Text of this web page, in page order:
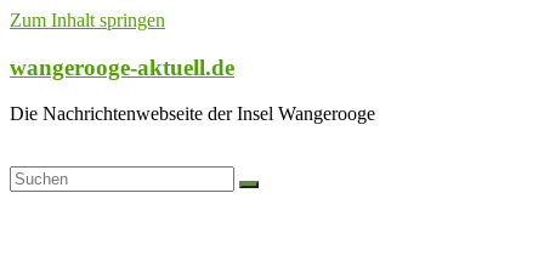
Zum Inhalt springen
wangerooge-aktuell.de
Die Nachrichtenwebseite der Insel Wangerooge